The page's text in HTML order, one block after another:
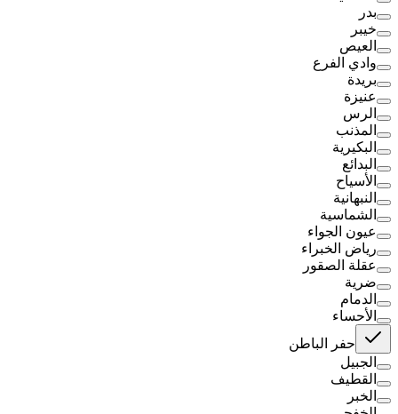
بدر
خيبر
العيص
وادي الفرع
بريدة
عنيزة
الرس
المذنب
البكيرية
البدائع
الأسياح
النبهانية
الشماسية
عيون الجواء
رياض الخبراء
عقلة الصقور
ضرية
الدمام
الأحساء
حفر الباطن
الجبيل
القطيف
الخبر